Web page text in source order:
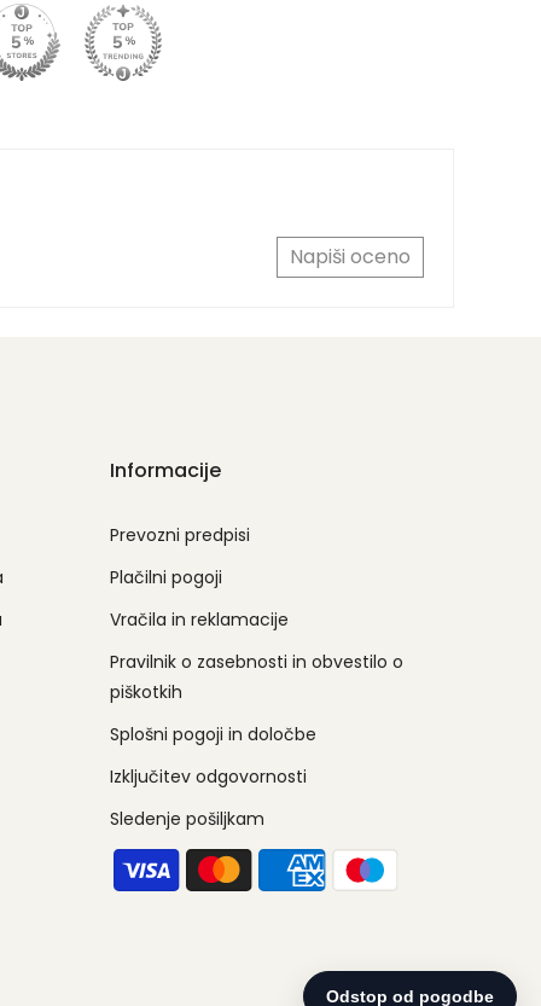
Napiši oceno
Informacije
Prevozni predpisi
Plačilni pogoji
Vračila in reklamacije
Pravilnik o zasebnosti in obvestilo o
piškotkih
Splošni pogoji in določbe
Izključitev odgovornosti
Sledenje pošiljkam